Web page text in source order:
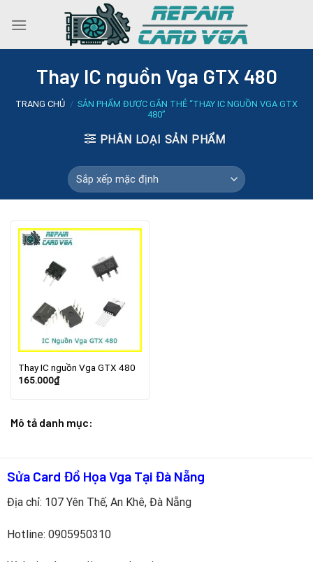
Thay IC nguồn Vga GTX 480
TRANG CHỦ / SẢN PHẨM ĐƯỢC GẮN THẺ “THAY IC NGUỒN VGA GTX
480”
PHÂN LOẠI SẢN PHẨM
Thay IC nguồn Vga GTX 480
165.000₫
Mô tả danh mục:
Sửa Card Đồ Họa Vga Tại Đà Nẵng
Địa chỉ: 107 Yên Thế, An Khê, Đà Nẵng
Hotline: 0905950310